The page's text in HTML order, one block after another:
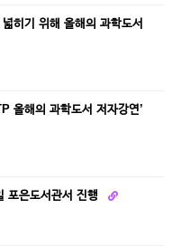
히기 위해 올해의 과학도서
올해의 과학도서 저자강연’
포은도서관서 진행